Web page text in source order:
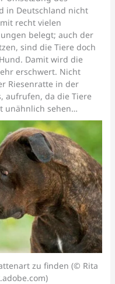
in Deutschland nicht
recht vielen
belegt; auch der
sind die Tiere doch
Damit wird die
erschwert. Nicht
Riesenratte in der
aufrufen, da die Tiere
unähnlich sehen…
zu finden (© Rita